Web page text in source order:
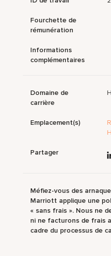
Fourchette de
rémunération
Informations
complémentaires
Domaine de
carrière
Emplacement(s)
Partager
Méfiez-vous des
Marriott applique une
« sans frais ». Nous ne
ni ne facturons de frais
cadre du processus de